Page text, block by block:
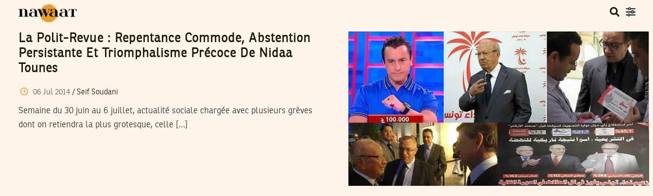
La Polit-Revue : Repentance Commode, Abstention
Persistante Et Triomphalisme Précoce De Nidaa
Tounes
06 Jul 2014/ Seif Soudani
Semaine du 30 juin au 6 juillet, actualité sociale chargée avec plusieurs grèves
dont on retiendra la plus grotesque, celle […]